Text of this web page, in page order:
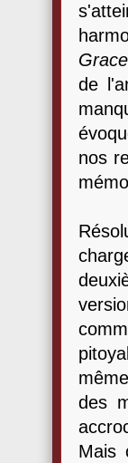
Grace
de
nos
des
Mais